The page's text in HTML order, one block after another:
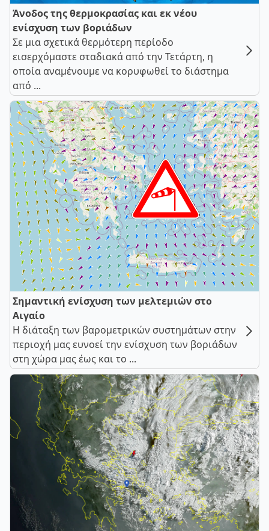
Άνοδος της θερμοκρασίας και εκ νέου
ενίσχυση των βοριάδων
Σε μια σχετικά θερμότερη περίοδο
εισερχόμαστε σταδιακά από την Τετάρτη, η
οποία αναμένουμε να κορυφωθεί το διάστημα
από ...
Σημαντική ενίσχυση των μελτεμιών στο
Αιγαίο
Η διάταξη των βαρομετρικών συστημάτων στην
περιοχή μας ευνοεί την ενίσχυση των βοριάδων
στη χώρα μας έως και το ...